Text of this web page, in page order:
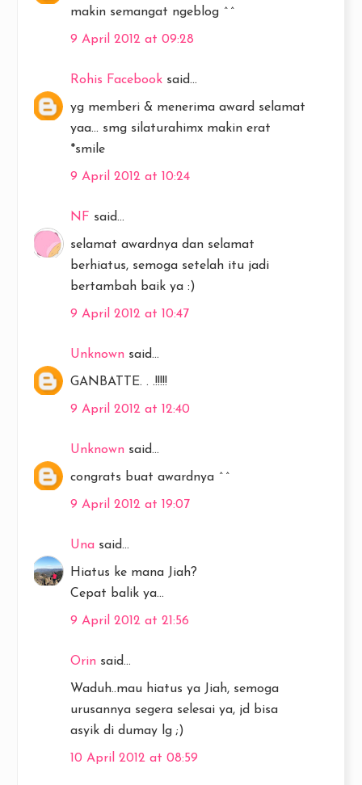
makin semangat ngeblog ^^
9 April 2012 at 09:28
Rohis Facebook said...
yg memberi & menerima award selamat
yaa... smg silaturahimx makin erat
*smile
9 April 2012 at 10:24
NF said...
selamat awardnya dan selamat
berhiatus, semoga setelah itu jadi
bertambah baik ya :)
9 April 2012 at 10:47
Unknown said...
GANBATTE. . .!!!!!
9 April 2012 at 12:40
Unknown said...
congrats buat awardnya ^^
9 April 2012 at 19:07
Una said...
Hiatus ke mana Jiah?
Cepat balik ya...
9 April 2012 at 21:56
Orin said...
Waduh..mau hiatus ya Jiah, semoga
urusannya segera selesai ya, jd bisa
asyik di dumay lg ;)
10 April 2012 at 08:59